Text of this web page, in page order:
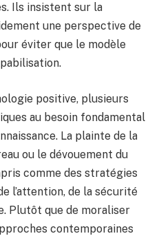
Ils insistent sur la
une perspective de
éviter que le modèle
positive, plusieurs
au besoin fondamental
La plainte de la
ou le dévouement du
comme des stratégies
l’attention, de la sécurité
Plutôt que de moraliser
contemporaines